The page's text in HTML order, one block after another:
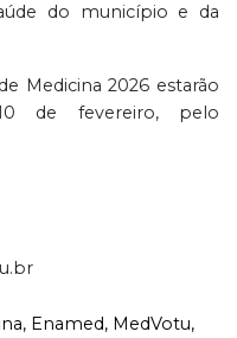
do município e da
Medicina 2026 estarão
de fevereiro, pelo
Enamed, MedVotu,